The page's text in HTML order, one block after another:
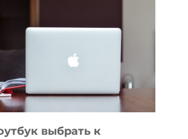
ПОМОГАЮТ
СОЗДАВАТЬ
БЕЗ
СЛОЖНОГО
КОДА
выбрать к